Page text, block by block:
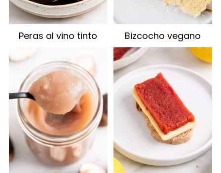
Peras al vino tinto Bizcocho vegano